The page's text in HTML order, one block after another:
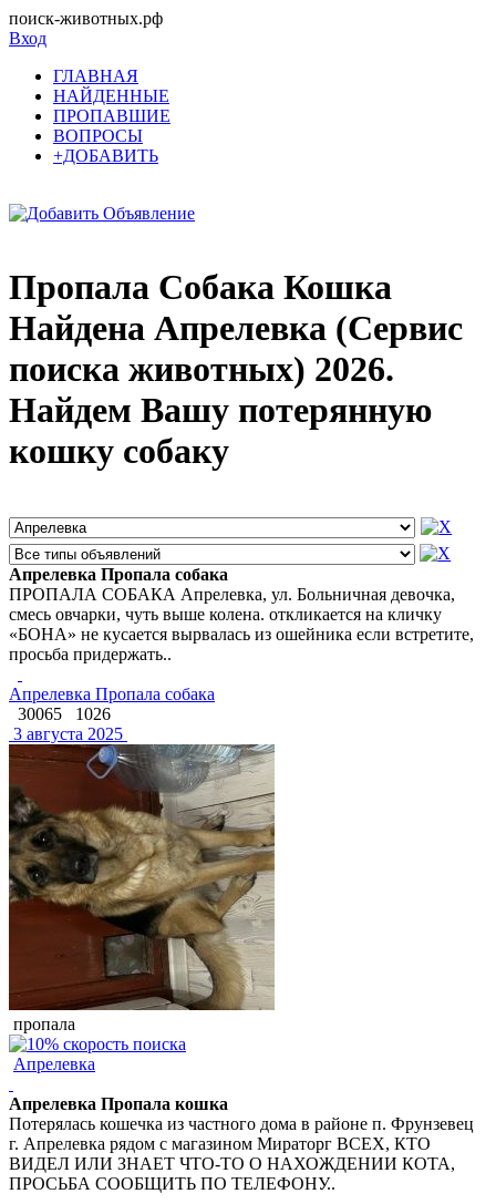
поиск-животных.рф
Вход
ГЛАВНАЯ
НАЙДЕННЫЕ
ПРОПАВШИЕ
ВОПРОСЫ
+ДОБАВИТЬ
Пропала Собака Кошка
Найдена Апрелевка (Сервис
поиска животных) 2026.
Найдем Вашу потерянную
кошку собаку
Апрелевка Пропала собака
ПРОПАЛА СОБАКА Апрелевка, ул. Больничная девочка,
смесь овчарки, чуть выше колена. откликается на кличку
«БОНА» не кусается вырвалась из ошейника если встретите,
просьба придержать..
Апрелевка Пропала собака
30065
1026
3 августа 2025
пропала
Апрелевка
Апрелевка Пропала кошка
Потерялась кошечка из частного дома в районе п. Фрунзевец
г. Апрелевка рядом с магазином Мираторг ВСЕХ, КТО
ВИДЕЛ ИЛИ ЗНАЕТ ЧТО-ТО О НАХОЖДЕНИИ КОТА,
ПРОСЬБА СООБЩИТЬ ПО ТЕЛЕФОНУ..